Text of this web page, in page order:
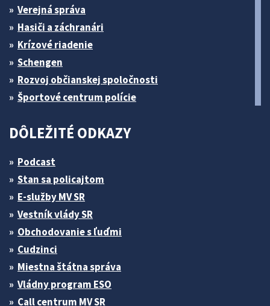
Verejná správa
Hasiči a záchranári
Krízové riadenie
Schengen
Rozvoj občianskej spoločnosti
Športové centrum polície
DÔLEŽITÉ ODKAZY
Podcast
Stan sa policajtom
E-služby MV SR
Vestník vlády SR
Obchodovanie s ľuďmi
Cudzinci
Miestna štátna správa
Vládny program ESO
Call centrum MV SR